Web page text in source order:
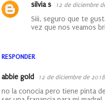
RESPONDER
silvia s 12 de diciembre
Siii, seguro que te
vez que nos veamos
abbie gold 12 de diciembre de
no la conocia pero tiene pinta